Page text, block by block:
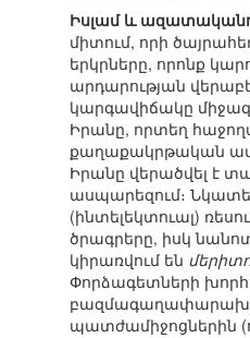
Իսլամ և
միտում, որի
երկրները, որոնք
արդարության
կարգավիճակը
Իրանը, որտեղ
քաղաքակրթական
Իրանը վերածվել է
ասպարեզում։
(ինտելեկտուալ)
ծրագրերը, իսկ
կիրառվում են
Փորձագետների
պատժամիջոցներին